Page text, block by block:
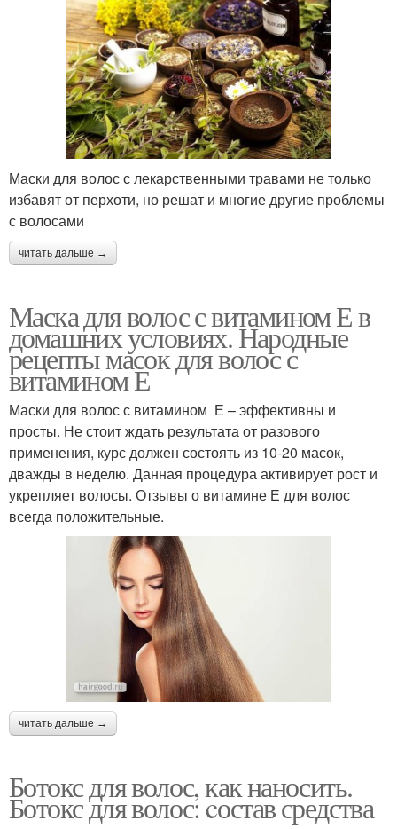
Маски для волос с лекарственными травами не только
избавят от перхоти, но решат и многие другие проблемы
с волосами
читать дальше →
Маска для волос с витамином Е в
домашних условиях. Народные
рецепты масок для волос с
витамином Е
Маски для волос с витамином Е – эффективны и
просты. Не стоит ждать результата от разового
применения, курс должен состоять из 10-20 масок,
дважды в неделю. Данная процедура активирует рост и
укрепляет волосы. Отзывы о витамине Е для волос
всегда положительные.
читать дальше →
Ботокс для волос, как наносить.
Ботокс для волос: cостав средства